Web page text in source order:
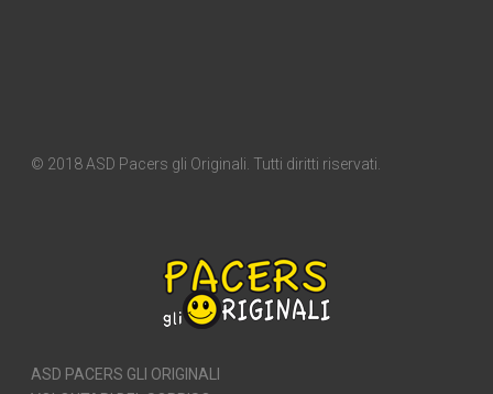
© 2018 ASD Pacers gli Originali. Tutti diritti riservati.
ASD PACERS GLI ORIGINALI